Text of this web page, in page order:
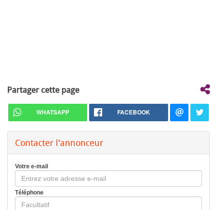
Partager cette page
WHATSAPP FACEBOOK
Contacter l'annonceur
Votre e-mail
Téléphone